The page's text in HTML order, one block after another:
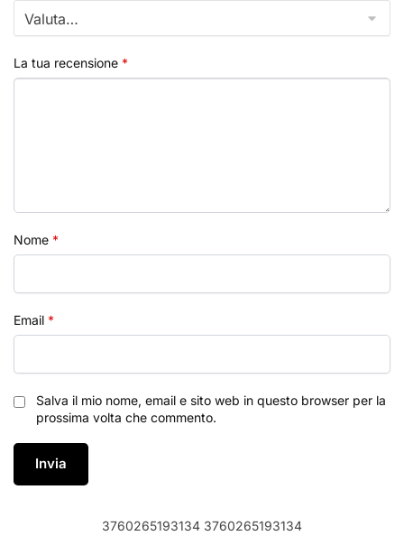
La tua recensione *
Nome *
Email *
Salva il mio nome, email e sito web in questo browser per la
prossima volta che commento.
3760265193134 3760265193134